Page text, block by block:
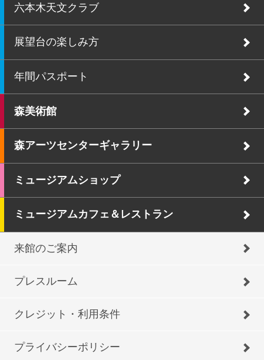
六本木天文クラブ
展望台の楽しみ方
年間パスポート
森美術館
森アーツセンターギャラリー
ミュージアムショップ
ミュージアムカフェ＆レストラン
来館のご案内
プレスルーム
クレジット・利用条件
プライバシーポリシー